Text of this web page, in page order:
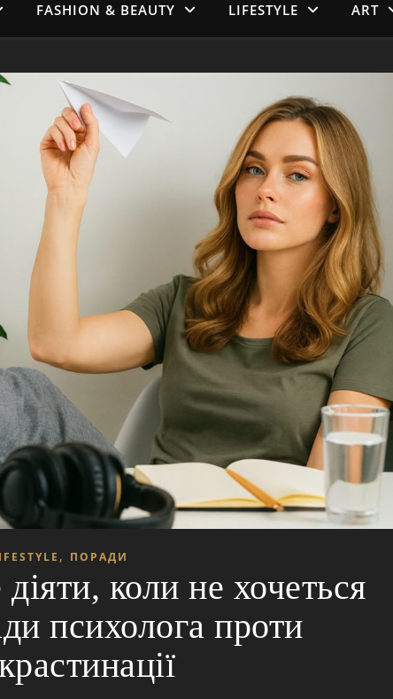
FASHION & BEAUTY LIFESTYLE ART
, ПОРАДИ
коли не хочеться
психолога проти